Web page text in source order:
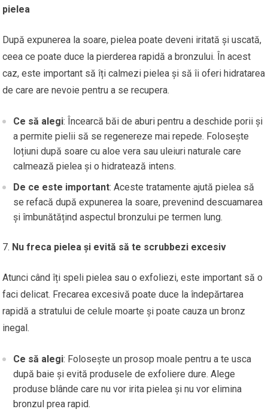
pielea
După expunerea la soare, pielea poate deveni iritată și uscată,
ceea ce poate duce la pierderea rapidă a bronzului. În acest
caz, este important să îți calmezi pielea și să îi oferi hidratarea
de care are nevoie pentru a se recupera.
Ce să alegi: Încearcă băi de aburi pentru a deschide porii și
a permite pielii să se regenereze mai repede. Folosește
loțiuni după soare cu aloe vera sau uleiuri naturale care
calmează pielea și o hidratează intens.
De ce este important: Aceste tratamente ajută pielea să
se refacă după expunerea la soare, prevenind descuamarea
și îmbunătățind aspectul bronzului pe termen lung.
Nu freca pielea și evită să te scrubbezi excesiv
Atunci când îți speli pielea sau o exfoliezi, este important să o
faci delicat. Frecarea excesivă poate duce la îndepărtarea
rapidă a stratului de celule moarte și poate cauza un bronz
inegal.
Ce să alegi: Folosește un prosop moale pentru a te usca
după baie și evită produsele de exfoliere dure. Alege
produse blânde care nu vor irita pielea și nu vor elimina
bronzul prea rapid.